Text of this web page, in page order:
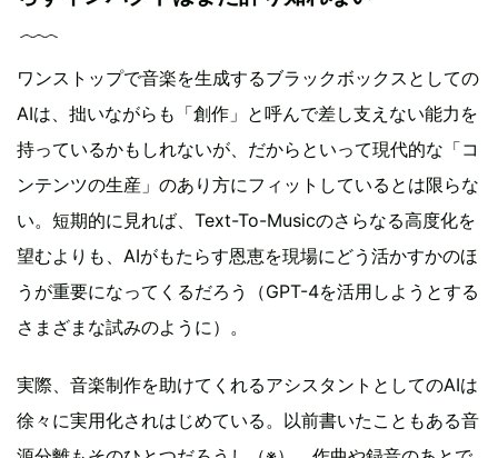
ワンストップで音楽を生成するブラックボックスとしての
AIは、拙いながらも「創作」と呼んで差し支えない能力を
持っているかもしれないが、だからといって現代的な「コ
ンテンツの生産」のあり方にフィットしているとは限らな
い。短期的に見れば、Text-To-Musicのさらなる高度化を
望むよりも、AIがもたらす恩恵を現場にどう活かすかのほ
うが重要になってくるだろう（GPT-4を活用しようとする
さまざまな試みのように）。
実際、音楽制作を助けてくれるアシスタントとしてのAIは
徐々に実用化されはじめている。以前書いたこともある音